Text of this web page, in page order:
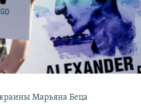
Марьяна Беца